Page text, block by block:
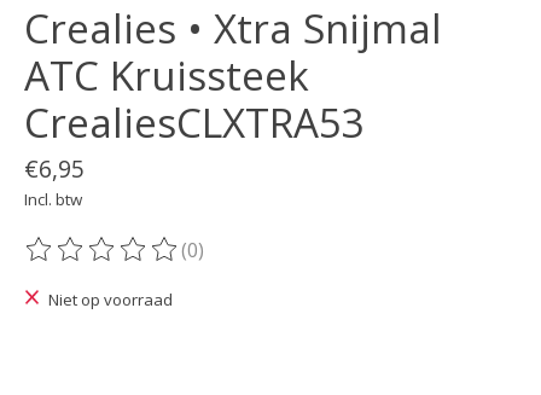
Crealies • Xtra Snijmal
ATC Kruissteek
CrealiesCLXTRA53
€6,95
Incl. btw
De beoordeling van dit product is
(0)
Niet op voorraad